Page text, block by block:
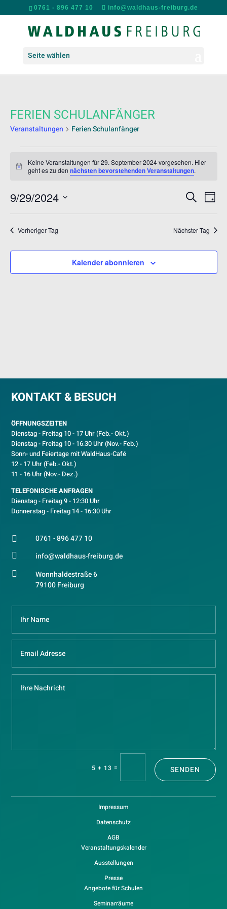
0761 - 896 477 10 info@waldhaus-freiburg.de
Seite wählen
FERIEN SCHULANFÄNGER
Veranstaltungen Ferien Schulanfänger
FÜR
SEPTEMBER
2024
Hinweis
Keine Veranstaltungen für 29. September 2024 vorgesehen. Hier
geht es zu dennächsten bevorstehenden Veranstaltungen.
SUCHE
SucheTag
9/29/2024
Vorheriger Tag Nächster Tag
Kalender abonnieren
KONTAKT & BESUCH
ÖFFNUNGSZEITEN
Dienstag - Freitag 10 - 17 Uhr (Feb.- Okt.)
Dienstag - Freitag 10 - 16:30 Uhr (Nov.- Feb.)
Sonn- und Feiertage mit WaldHaus-Café
12 - 17 Uhr (Feb.- Okt.)
11 - 16 Uhr (Nov.- Dez.)
TELEFONISCHE ANFRAGEN
Dienstag - Freitag 9 - 12:30 Uhr
Donnerstag - Freitag 14 - 16:30 Uhr
 0761 - 896 477 10
 info@waldhaus-freiburg.de

Wonnhaldestraße 6
79100 Freiburg
5 + 13 = SENDEN
Impressum
Datenschutz
AGB
Veranstaltungskalender
Ausstellungen
Presse
Angebote für Schulen
Seminarräume